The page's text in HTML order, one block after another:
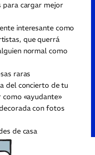
para cargar mejor
interesante como
que querrá
normal como
raras
del concierto de tu
«ayudante»
con fotos
de casa